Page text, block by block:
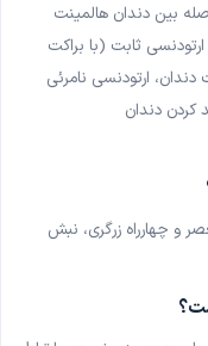
بین دندان هالمینت
ثابت (با براکت
ارتودنسی نامرئی
دندان
و چهارراه زرگری، نبش